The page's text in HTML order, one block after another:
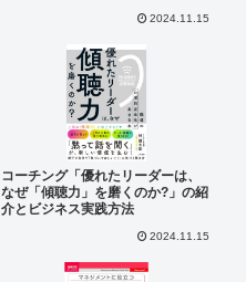
2024.11.15
コーチング「優れたリーダーは、
なぜ「傾聴力」を磨くのか?」の紹
介とビジネス実践方法
2024.11.15